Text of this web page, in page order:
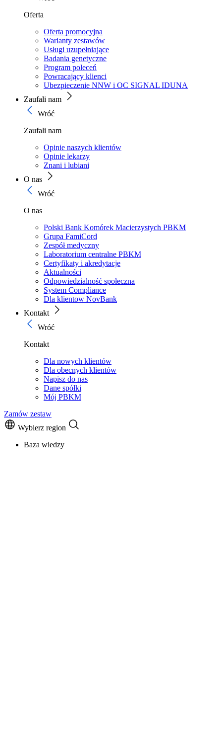
Oferta
Oferta promocyjna
Warianty zestawów
Usługi uzupełniające
Badania genetyczne
Program poleceń
Powracający klienci
Ubezpieczenie NNW i OC SIGNAL IDUNA
Zaufali nam
Wróć
Zaufali nam
Opinie naszych klientów
Opinie lekarzy
Znani i lubiani
O nas
Wróć
O nas
Polski Bank Komórek Macierzystych PBKM
Grupa FamiCord
Zespół medyczny
Laboratorium centralne PBKM
Certyfikaty i akredytacje
Aktualności
Odpowiedzialność społeczna
System Compliance
Dla klientow NovBank
Kontakt
Wróć
Kontakt
Dla nowych klientów
Dla obecnych klientów
Napisz do nas
Dane spółki
Mój PBKM
Zamów zestaw
Wybierz region
Baza wiedzy